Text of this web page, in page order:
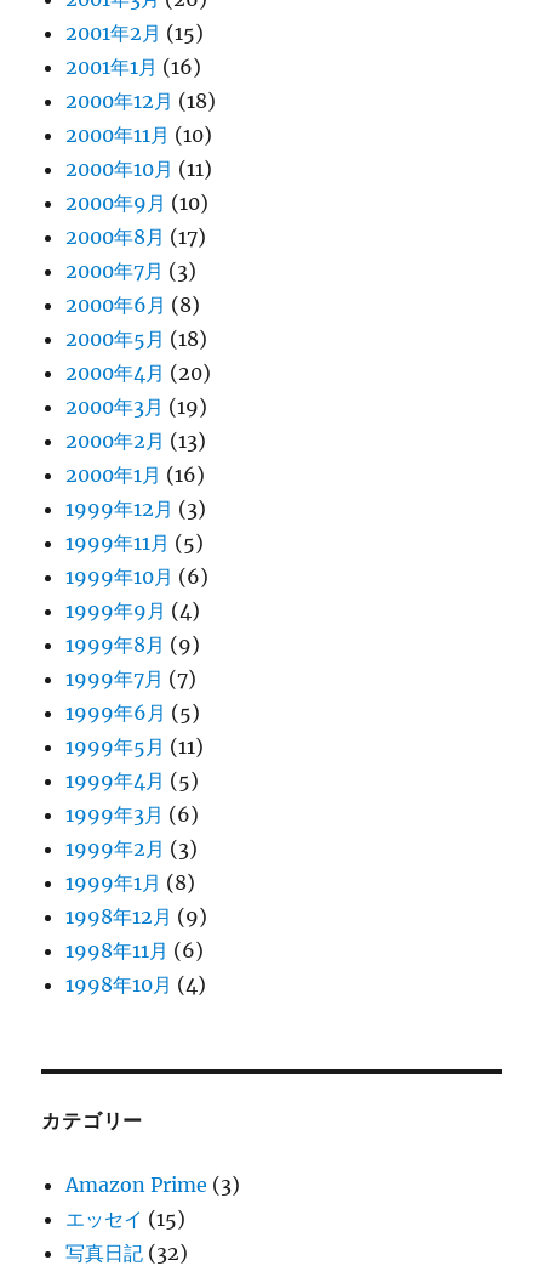
2001年2月 (15)
2001年1月 (16)
2000年12月 (18)
2000年11月 (10)
2000年10月 (11)
2000年9月 (10)
2000年8月 (17)
2000年7月 (3)
2000年6月 (8)
2000年5月 (18)
2000年4月 (20)
2000年3月 (19)
2000年2月 (13)
2000年1月 (16)
1999年12月 (3)
1999年11月 (5)
1999年10月 (6)
1999年9月 (4)
1999年8月 (9)
1999年7月 (7)
1999年6月 (5)
1999年5月 (11)
1999年4月 (5)
1999年3月 (6)
1999年2月 (3)
1999年1月 (8)
1998年12月 (9)
1998年11月 (6)
1998年10月 (4)
カテゴリー
Amazon Prime (3)
エッセイ (15)
写真日記 (32)